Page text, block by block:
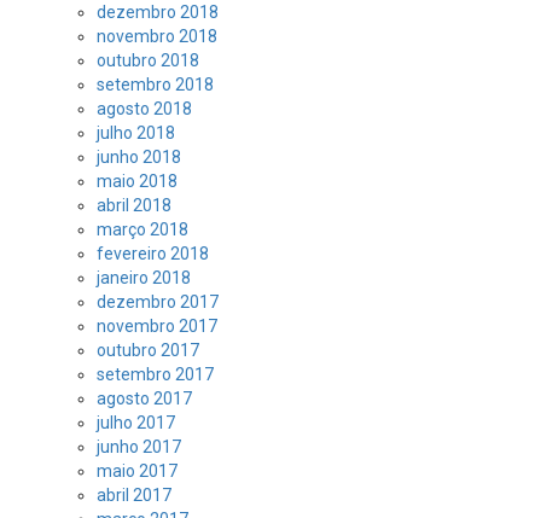
dezembro 2018
novembro 2018
outubro 2018
setembro 2018
agosto 2018
julho 2018
junho 2018
maio 2018
abril 2018
março 2018
fevereiro 2018
janeiro 2018
dezembro 2017
novembro 2017
outubro 2017
setembro 2017
agosto 2017
julho 2017
junho 2017
maio 2017
abril 2017